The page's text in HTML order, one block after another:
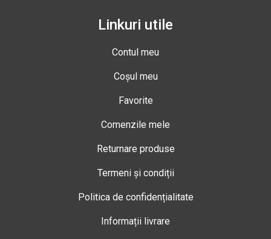
Linkuri utile
Contul meu
Coșul meu
Favorite
Comenzile mele
Returnare produse
Termeni și condiții
Politica de confidențialitate
Informații livrare